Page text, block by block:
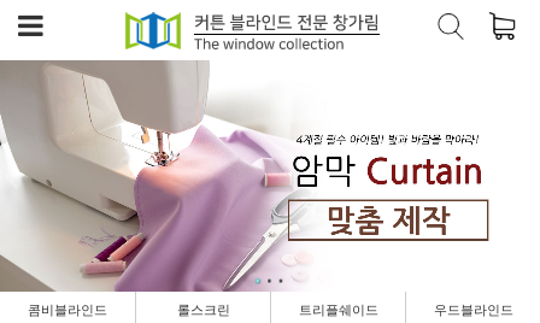
콤비블라인드 롤스크린 트리플쉐이드 우드블라인드